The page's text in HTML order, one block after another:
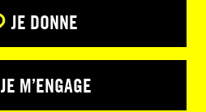
JE DONNE
JE M’ENGAGE